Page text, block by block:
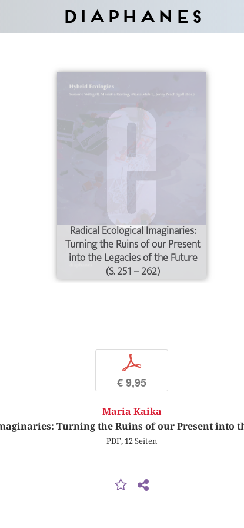
Diaphanes
Radical Ecological Imaginaries:
Turning the Ruins of our Present
into the Legacies of the Future
(S. 251 – 262)
p
€ 9,95
Maria Kaika
Turning the Ruins of our Present into
PDF, 12 Seiten